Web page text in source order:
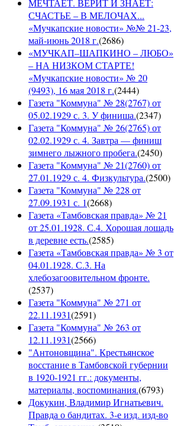
МЕЧТАЕТ. ВЕРИТ И ЗНАЕТ:
СЧАСТЬЕ – В МЕЛОЧАХ...
«Мучкапские новости» №№ 21-23,
май-июнь 2018 г.(2686)
«МУЧКАП–ШАПКИНО – ЛЮБО»
– НА НИЗКОМ СТАРТЕ!
«Мучкапские новости» № 20
(9493), 16 мая 2018 г.(2444)
Газета "Коммуна" № 28(2767) от
05.02.1929 с. 3. У финиша.(2347)
Газета "Коммуна" № 26(2765) от
02.02.1929 с. 4. Завтра — финиш
зимнего лыжного пробега.(2450)
Газета "Коммуна" № 21(2760) от
27.01.1929 с. 4. Физкультура.(2500)
Газета "Коммуна" № 228 от
27.09.1931 с. 1(2668)
Газета «Тамбовская правда» № 21
от 25.01.1928. С.4. Хорошая лошадь
в деревне есть.(2585)
Газета «Тамбовская правда» № 3 от
04.01.1928. С.3. На
хлебозагоовительном фронте.
(2537)
Газета "Коммуна" № 271 от
22.11.1931(2591)
Газета "Коммуна" № 263 от
12.11.1931(2566)
"Антоновщина". Крестьянское
восстание в Тамбовской губернии
в 1920-1921 гг.: документы,
материалы, воспоминания.(6793)
Докукин, Владимир Игнатьевич.
Правда о бандитах. 3-е изд. изд-во